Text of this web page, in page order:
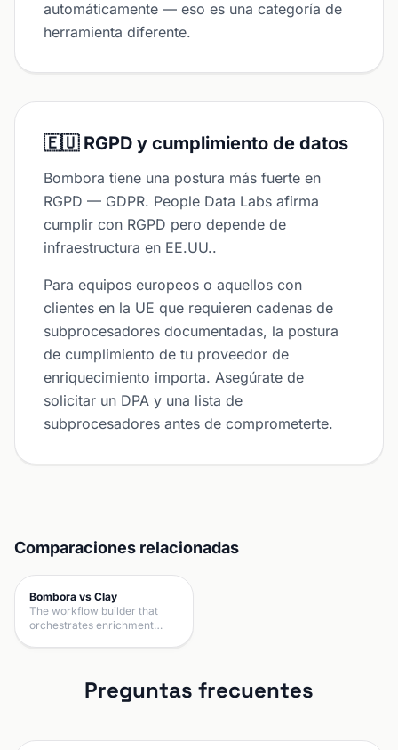
automáticamente — eso es una categoría de
herramienta diferente.
🇪🇺 RGPD y cumplimiento de datos
Bombora tiene una postura más fuerte en
RGPD — GDPR. People Data Labs afirma
cumplir con RGPD pero depende de
infraestructura en EE.UU..
Para equipos europeos o aquellos con
clientes en la UE que requieren cadenas de
subprocesadores documentadas, la postura
de cumplimiento de tu proveedor de
enriquecimiento importa. Asegúrate de
solicitar un DPA y una lista de
subprocesadores antes de comprometerte.
Comparaciones relacionadas
Bombora vs Clay
The workflow builder that
orchestrates enrichment…
Preguntas frecuentes